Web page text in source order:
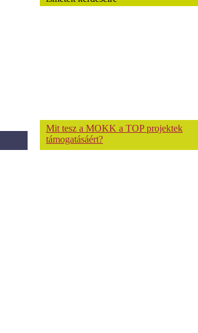
Mit tesz a MOKK a TOP projektek
támogatásáért?